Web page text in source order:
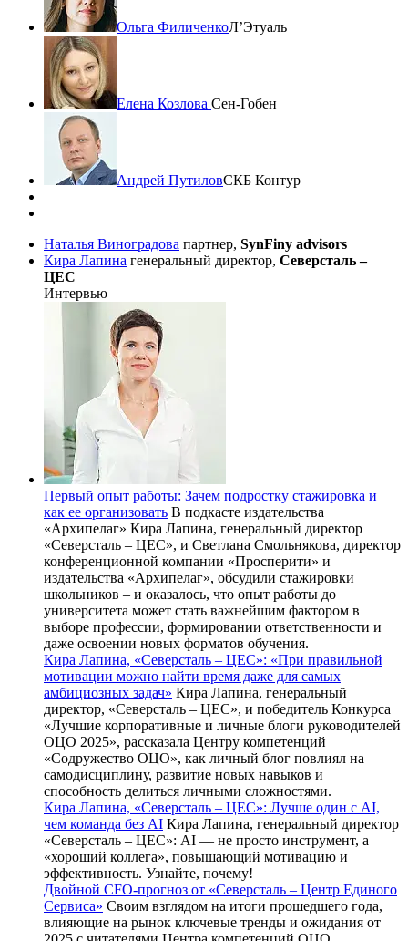
Ольга ФиличенкоЛ’Этуаль
Елена Козлова Сен-Гобен
Андрей ПутиловСКБ Контур
Наталья Виноградова партнер, SynFiny advisors
Кира Лапина генеральный директор, Северсталь –
ЦЕС
Интервью
Первый опыт работы: Зачем подростку стажировка и
как ее организовать В подкасте издательства
«Архипелаг» Кира Лапина, генеральный директор
«Северсталь – ЦЕС», и Светлана Смольнякова, директор
конференционной компании «Просперити» и
издательства «Архипелаг», обсудили стажировки
школьников – и оказалось, что опыт работы до
университета может стать важнейшим фактором в
выборе профессии, формировании ответственности и
даже освоении новых форматов обучения.
Кира Лапина, «Северсталь – ЦЕС»: «При правильной
мотивации можно найти время даже для самых
амбициозных задач» Кира Лапина, генеральный
директор, «Северсталь – ЦЕС», и победитель Конкурса
«Лучшие корпоративные и личные блоги руководителей
ОЦО 2025», рассказала Центру компетенций
«Содружество ОЦО», как личный блог повлиял на
самодисциплину, развитие новых навыков и
способность делиться личными сложностями.
Кира Лапина, «Северсталь – ЦЕС»: Лучше один с AI,
чем команда без AI Кира Лапина, генеральный директор
«Северсталь – ЦЕС»: AI — не просто инструмент, а
«хороший коллега», повышающий мотивацию и
эффективность. Узнайте, почему!
Двойной CFO-прогноз от «Северсталь – Центр Единого
Сервиса» Своим взглядом на итоги прошедшего года,
влияющие на рынок ключевые тренды и ожидания от